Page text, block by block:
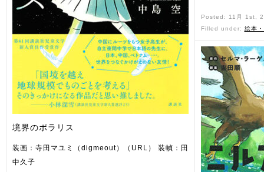
境界のポラリス
装画：寺田マユミ（digmeout）（URL） 装幀：田
中久子
Posted: 11月 1st,
Filled under: 絵本